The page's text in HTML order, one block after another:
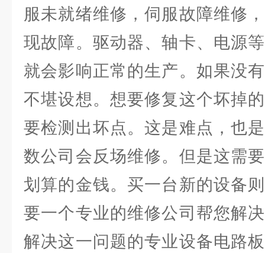
服未就绪维修，伺服故障维修
现故障。驱动器、轴卡、电源
就会影响正常的生产。如果没
不堪设想。想要修复这个坏掉
要检测出坏点。这是难点，也
数公司会反场维修。但是这需
划算的金钱。买一台新的设备
要一个专业的维修公司帮您解
解决这一问题的专业设备电路